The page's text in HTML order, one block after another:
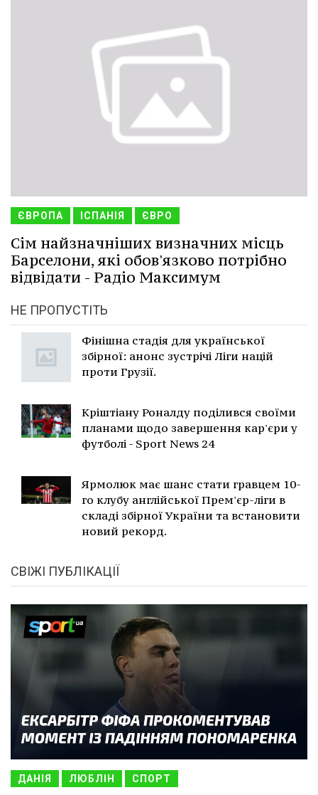
ЄВРОПА ІСПАНІЯ ЄВРО
Сім найзначніших визначних місць
Барселони, які обов'язково потрібно
відвідати - Радіо Максимум
НЕ ПРОПУСТІТЬ
Фінішна стадія для української
збірної: анонс зустрічі Ліги націй
проти Грузії.
Кріштіану Роналду поділився своїми
планами щодо завершення кар'єри у
футболі - Sport News 24
Ярмолюк має шанс стати гравцем 10-
го клубу англійської Прем'єр-ліги в
складі збірної України та встановити
новий рекорд.
СВІЖІ ПУБЛІКАЦІЇ
ДАНІЯ ЛЮБЛІН СПОРТ